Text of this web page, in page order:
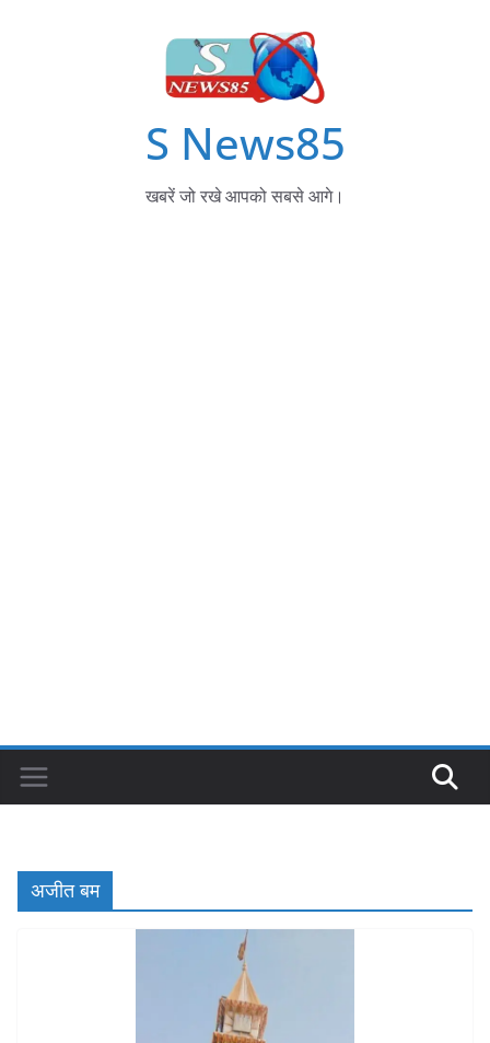
S News85
खबरें जो रखे आपको सबसे आगे।
अजीत बम